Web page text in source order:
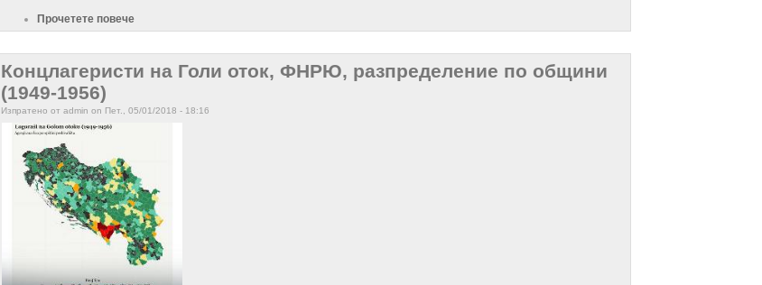
Прочетете повече
Концлагеристи на Голи оток, ФНРЮ, разпределение по общини
(1949-1956)
Изпратено от admin on Пет., 05/01/2018 - 18:16